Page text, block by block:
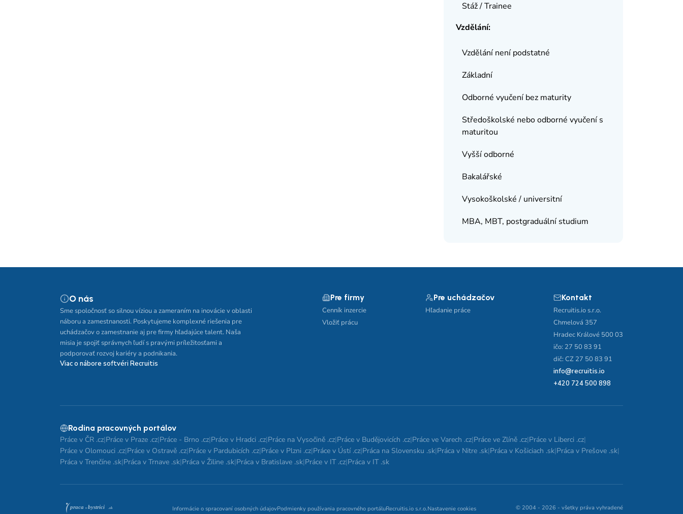
Stáž / Trainee
Vzdělání:
Vzdělání není podstatné
Základní
Odborné vyučení bez maturity
Středoškolské nebo odborné vyučení s
maturitou
Vyšší odborné
Bakalářské
Vysokoškolské / universitní
MBA, MBT, postgraduální studium
O nás
Sme spoločnosť so silnou víziou a zameraním na inovácie v oblasti
náboru a zamestnanosti. Poskytujeme komplexné riešenia pre
uchádzačov o zamestnanie aj pre firmy hľadajúce talent. Naša
misia je spojiť správnych ľudí s pravými príležitosťami a
podporovať rozvoj kariéry a podnikania.
Viac o nábore softvéri Recruitis
Pre firmy
Cenník inzercie
Vložiť prácu
Pre uchádzačov
Hľadanie práce
Kontakt
Recruitis.io s.r.o.
Chmelová 357
Hradec Králové 500 03
ičo: 27 50 83 91
dič: CZ 27 50 83 91
info@recruitis.io
+420 724 500 898
Rodina pracovných portálov
Práce v ČR .cz|Práce v Praze .cz|Práce - Brno .cz|Práce v Hradci .cz|Práce na Vysočině .cz|Práce v Budějovicích .cz|Práce ve Varech .cz|Práce ve Zlíně .cz|Práce v Liberci .cz|
Práce v Olomouci .cz|Práce v Ostravě .cz|Práce v Pardubicích .cz|Práce v Plzni .cz|Práce v Ústí .cz|Práca na Slovensku .sk|Práca v Nitre .sk|Práca v Košiciach .sk|Práca v Prešove .sk|
Práca v Trenčíne .sk|Práca v Trnave .sk|Práca v Žiline .sk|Práca v Bratislave .sk|Práce v IT .cz|Práca v IT .sk
Informácie o spracovaní osobných údajovPodmienky používania pracovného portáluRecruitis.io s.r.o.Nastavenie cookies © 2004 - 2026 - všetky práva vyhradené